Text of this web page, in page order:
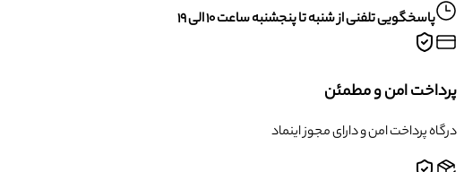
پاسخگویی تلفنی از شنبه تا پنجشنبه ساعت ۱۰ الی ۱۹
پرداخت امن و مطمئن
درگاه پرداخت امن و دارای مجوز اینماد